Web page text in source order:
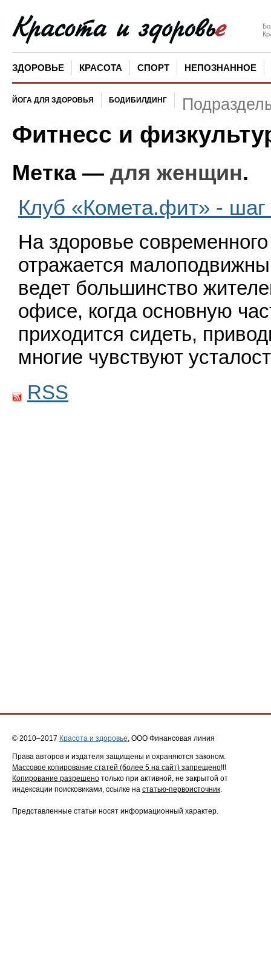
ЗДОРОВЬЕ КРАСОТА СПОРТ НЕПОЗНАННОЕ
ЙОГА ДЛЯ ЗДОРОВЬЯ БОДИБИЛДИНГ
Фитнесс и
Метка — для женщин.
Клуб «Комета.фит» - шаг
На здоровье
отражается
ведет большинство
офисе, когда основную
приходится сидеть,
многие чувствуют
RSS
© 2010–2017 Красота и здоровье, ООО Финансовая линия
Права авторов и издателя защищены и охраняются законом.
Массовое копирование статей (более 5 на сайт) запрещено!!!
Копирование разрешено только при активной, не закрытой от
индексации поисковиками, ссылке на статью-первоисточник.
Представленные статьи носят информационный характер.